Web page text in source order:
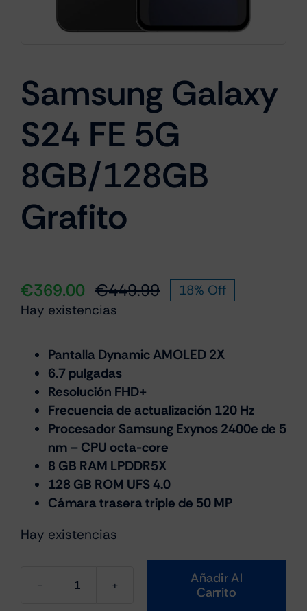
Marcas
Samsung Galaxy
S24 FE 5G
8GB/128GB
Grafito
€449.99El
era:
€369.00
El
es:
18% Off
Hay existencias
Pantalla Dynamic AMOLED 2X
6.7 pulgadas
Resolución FHD+
Frecuencia de actualización 120 Hz
Procesador Samsung Exynos 2400e de 5
nm – CPU octa-core
8 GB RAM LPDDR5X
128 GB ROM UFS 4.0
Cámara trasera triple de 50 MP
Hay existencias
Samsung
Añadir Al
Carrito